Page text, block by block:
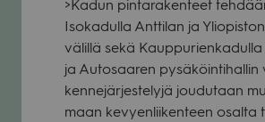
>Kadun pin­ta­ra­ken­teet
Iso­ka­dulla Ant­ti­lan ja
välillä sekä
ja Auto­saa­ren pysä­köin­ti­hal­lin
ken­ne­jär­jes­te­lyjä jou­du­taan
maan kevyen­lii­ken­teen